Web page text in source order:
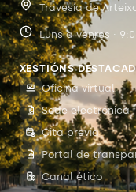
Travesía de
Luns a venres ·
XESTIÓNS
Oficina virtual
Sede electrónica
Cita previa
Portal de
Canal ético